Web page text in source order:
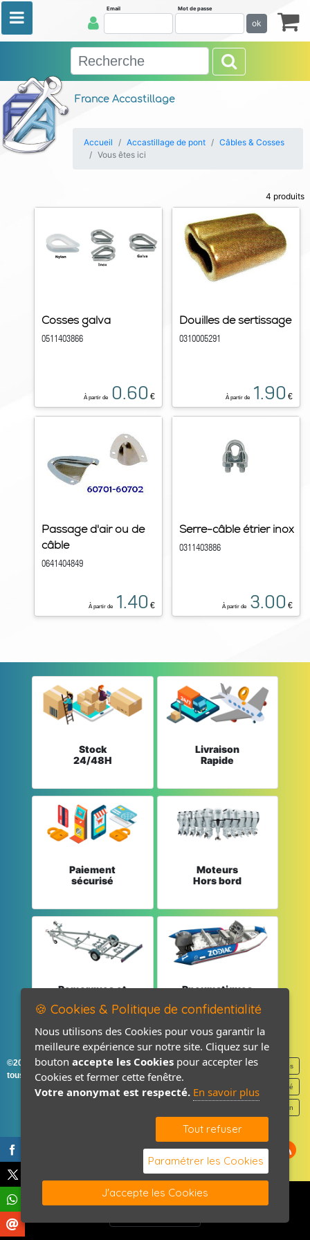
France Accastillage
Email Mot de passe
ok
Accueil Accastillage de pont
Câbles & Cosses
Vous êtes ici
4 produits
Cosses galva
0511403866
À partir de 0.60 €
Douilles de sertissage
0310005291
À partir de 1.90 €
Passage d'air ou de
câble
0641404849
À partir de 1.40 €
Serre-câble étrier inox
0311403886
À partir de 3.00 €
Stock
24/48H
Livraison
Rapide
Paiement
sécurisé
Moteurs
Hors bord
Remorques et
Pneumatiques
©2026-2027 France Accastillage
tous droits réservés
Mentions légales
Politique de confidentialité
Contact / Plan
🍪 Cookies & Politique de confidentialité
Nous utilisons des Cookies pour vous garantir la
meilleure expérience sur notre site. Cliquez sur le
bouton accepte les Cookies pour accepter les
Cookies et fermer cette fenêtre.
Votre anonymat est respecté. En savoir plus
Tout refuser
Paramétrer les Cookies
J'accepte les Cookies